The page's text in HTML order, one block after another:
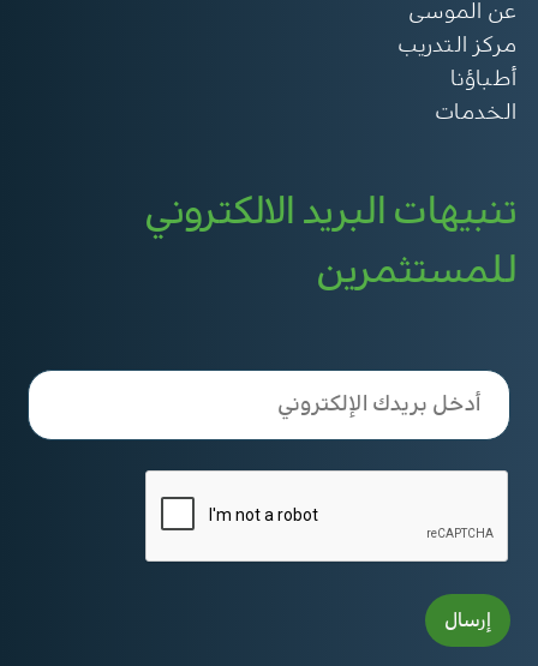
عن الموسى
مركز التدريب
أطباؤنا
الخدمات
تنبيهات البريد الالكتروني
للمستثمرين